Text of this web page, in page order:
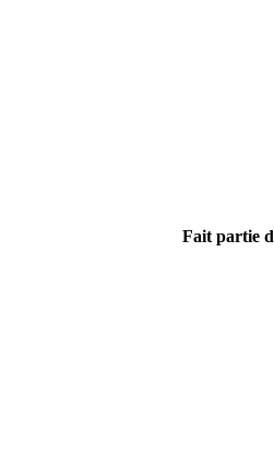
Fait partie